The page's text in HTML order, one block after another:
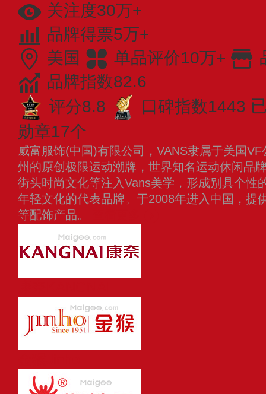
关注度30万+
品牌得票5万+
美国
单品评价10万+
品牌指数82.6
评分8.8
口碑指数1443
勋章17个
威富服饰(中国)有限公司，VANS隶属于美国
州的原创极限运动潮牌，世界知名运动休闲品
街头时尚文化等注入Vans美学，形成别具个性
年轻文化的代表品牌。于2008年进入中国，提
等配饰产品。